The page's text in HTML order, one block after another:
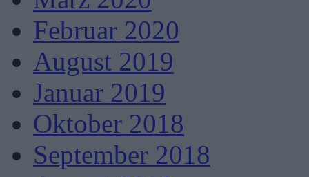
Februar 2020
August 2019
Januar 2019
Oktober 2018
September 2018